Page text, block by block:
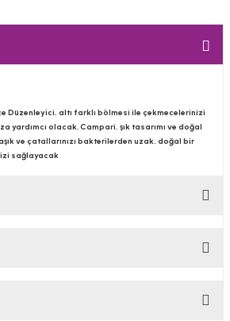
Düzenleyici, altı farklı bölmesi ile çekmecelerinizi
yardımcı olacak. Campari, şık tasarımı ve doğal
ve çatallarınızı bakterilerden uzak, doğal bir
sağlayacak